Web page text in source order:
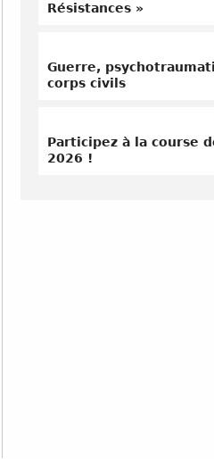
Résistances »
Guerre,
corps civils
Participez à la course
2026 !